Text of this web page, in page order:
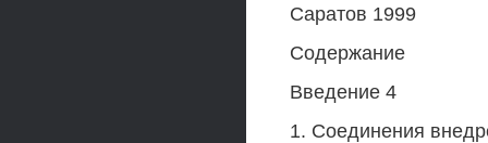
Саратов 1999
Содержание
Введение 4
1. Соединения